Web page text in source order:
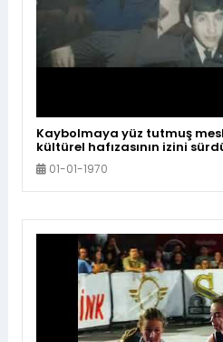
Kaybolmaya yüz tutmuş
kültürel hafızasının izini
programımız
Mustafakemalpaşa’nın ilk
‘ın hikâyesine konuk oluyor,
01-01-1970